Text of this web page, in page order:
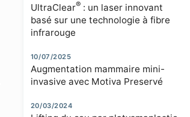
UltraClear®: un laser innovant
basé sur une technologie à fibre
infrarouge
10/07/2025
Augmentation mammaire mini-
invasive avec Motiva Preservé
20/03/2024